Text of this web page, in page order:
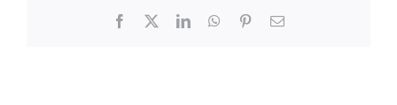
Facebook LinkedInWhatsApp
Pinterest
E-